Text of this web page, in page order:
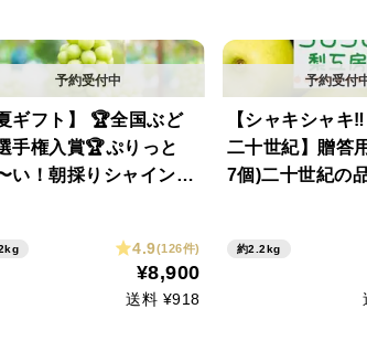
ギフト】 🏆全国ぶど
手権入賞🏆ぷりっと
い！朝採りシャインマ
4.9(126件)
¥8,900
送料 ¥918
【シャキシャキ
二十世紀】贈答
7個)二十世紀の
ーシー💦日持ち
下旬からの発送
約2.2kg